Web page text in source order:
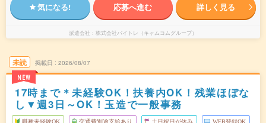
気になる! 応募へ進む 詳しく見る
派遣会社 株式会社バイトレ（キャムコムグループ）
未読
NEW
掲載日 2026/08/07
17時まで＊未経験OK！扶養内OK！残業ほぼな
し▼週3日～OK！玉造で一般事務
職種未経験OK 交通費別途支給あり 土日祝日が休み WEB登録OK